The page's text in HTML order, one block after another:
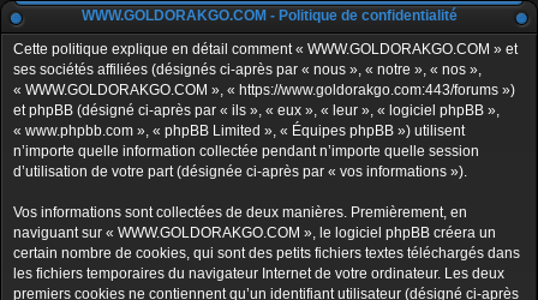
c
h
e
c
r
WWW.GOLDORAKGO.COM - Politique de confidentialité
Cette politique explique en détail comment « WWW.GOLDORAKGO.COM » et
ses sociétés affiliées (désignés ci-après par « nous », « notre », « nos »,
« WWW.GOLDORAKGO.COM », « https://www.goldorakgo.com:443/forums »)
et phpBB (désigné ci-après par « ils », « eux », « leur », « logiciel phpBB »,
« www.phpbb.com », « phpBB Limited », « Équipes phpBB ») utilisent
n’importe quelle information collectée pendant n’importe quelle session
d’utilisation de votre part (désignée ci-après par « vos informations »).
Vos informations sont collectées de deux manières. Premièrement, en
naviguant sur « WWW.GOLDORAKGO.COM », le logiciel phpBB créera un
certain nombre de cookies, qui sont des petits fichiers textes téléchargés dans
les fichiers temporaires du navigateur Internet de votre ordinateur. Les deux
premiers cookies ne contiennent qu’un identifiant utilisateur (désigné ci-après